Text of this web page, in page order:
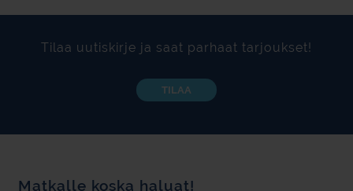
Tilaa uutiskirje ja saat parhaat tarjoukset!
TILAA
Matkalle koska haluat!